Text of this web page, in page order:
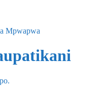
Mpwapwa